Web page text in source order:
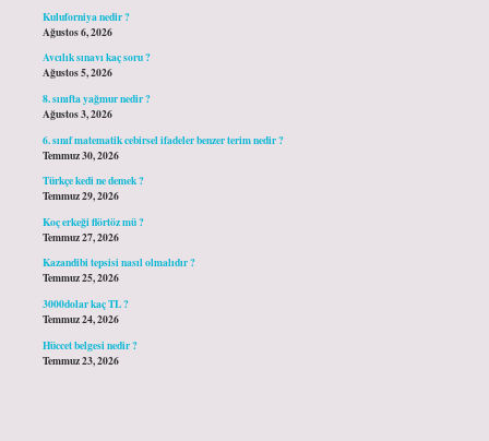
Kuluforniya nedir ?
Ağustos 6, 2026
Avcılık sınavı kaç soru ?
Ağustos 5, 2026
8. sınıfta yağmur nedir ?
Ağustos 3, 2026
6. sınıf matematik cebirsel ifadeler benzer terim nedir ?
Temmuz 30, 2026
Türkçe kedi ne demek ?
Temmuz 29, 2026
Koç erkeği flörtöz mü ?
Temmuz 27, 2026
Kazandibi tepsisi nasıl olmalıdır ?
Temmuz 25, 2026
3000dolar kaç TL ?
Temmuz 24, 2026
Hüccet belgesi nedir ?
Temmuz 23, 2026